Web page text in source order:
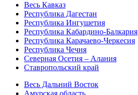
Весь Кавказ
Республика Дагестан
Республика Ингушетия
Республика Кабардино-Балкария
Республика Карачаево-Черкесия
Республика Чечня
Северная Осетия – Алания
Ставропольский край
Весь Дальний Восток
Амурская область